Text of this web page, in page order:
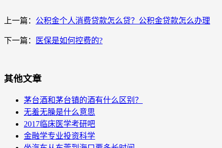
上一篇： 公积金个人消费贷款怎么贷？公积金贷款怎么办理
下一篇： 医保是如何控费的?
其他文章
茅台酒和茅台镇的酒有什么区别？
无羞无臊是什么意思
2017临床医学考研吧
金融学专业投资科学